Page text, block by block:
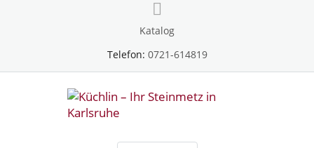
Katalog
Telefon: 0721-614819